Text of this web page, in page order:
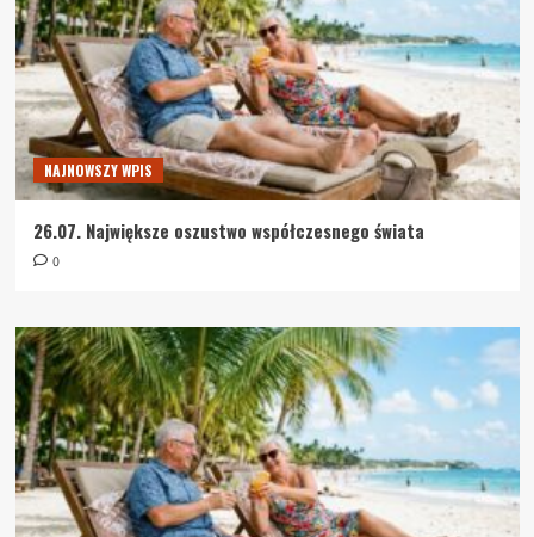
NAJNOWSZY WPIS
26.07. Największe oszustwo współczesnego świata
0